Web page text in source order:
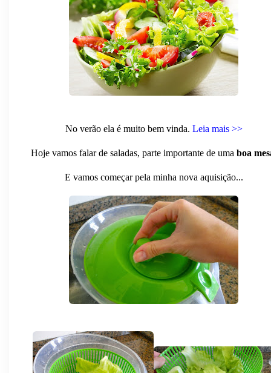
No verão ela é muito bem vinda. Leia mais >>
Hoje vamos falar de saladas, parte importante de uma boa
E vamos começar pela minha nova aquisição...